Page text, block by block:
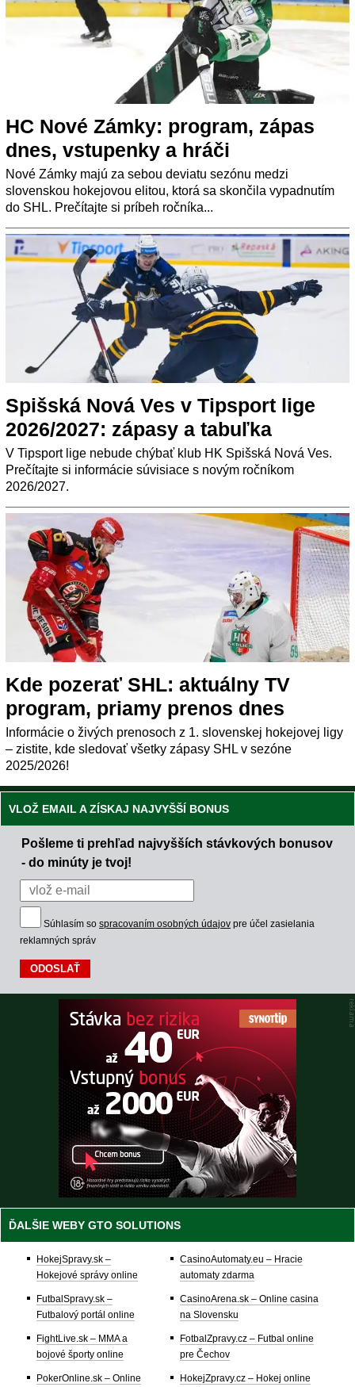
HC Nové Zámky: program, zápas
dnes, vstupenky a hráči
Nové Zámky majú za sebou deviatu sezónu medzi
slovenskou hokejovou elitou, ktorá sa skončila vypadnutím
do SHL. Prečítajte si príbeh ročníka...
Spišská Nová Ves v Tipsport lige
2026/2027: zápasy a tabuľka
V Tipsport lige nebude chýbať klub HK Spišská Nová Ves.
Prečítajte si informácie súvisiace s novým ročníkom
2026/2027.
Kde pozerať SHL: aktuálny TV
program, priamy prenos dnes
Informácie o živých prenosoch z 1. slovenskej hokejovej ligy
– zistite, kde sledovať všetky zápasy SHL v sezóne
2025/2026!
VLOŽ EMAIL A ZÍSKAJ NAJVYŠŠÍ BONUS
Pošleme ti prehľad najvyšších stávkových bonusov
- do minúty je tvoj!
Súhlasím so spracovaním osobných údajov pre účel zasielania
reklamných správ
ĎALŠIE WEBY GTO SOLUTIONS
HokejSpravy.sk –
Hokejové správy online
FutbalSpravy.sk –
Futbalový portál online
FightLive.sk – MMA a
bojové športy online
PokerOnline.sk – Online
CasinoAutomaty.eu – Hracie
automaty zdarma
CasinoArena.sk – Online casina
na Slovensku
FotbalZpravy.cz – Futbal online
pre Čechov
HokejZpravy.cz – Hokej online